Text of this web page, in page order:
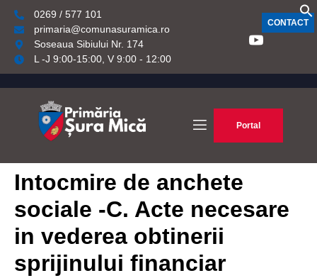
0269 / 577 101
primaria@comunasuramica.ro
Soseaua Sibiului Nr. 174
L -J 9:00-15:00, V 9:00 - 12:00
CONTACT
Portal
Intocmire de anchete
sociale -C. Acte necesare
in vederea obtinerii
sprijinului financiar